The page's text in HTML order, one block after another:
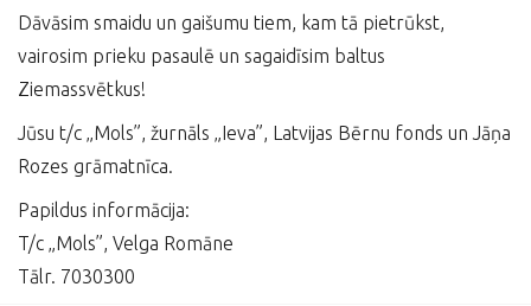
Dāvāsim smaidu un gaišumu tiem, kam tā pietrūkst,
vairosim prieku pasaulē un sagaidīsim baltus
Ziemassvētkus!
Jūsu t/c „Mols”, žurnāls „Ieva”, Latvijas Bērnu fonds un Jāņa
Rozes grāmatnīca.
Papildus informācija:
T/c „Mols”, Velga Romāne
Tālr. 7030300